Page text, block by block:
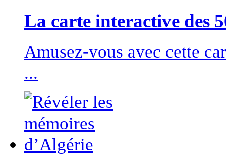
La carte interactive des
Amusez-vous avec cette
...